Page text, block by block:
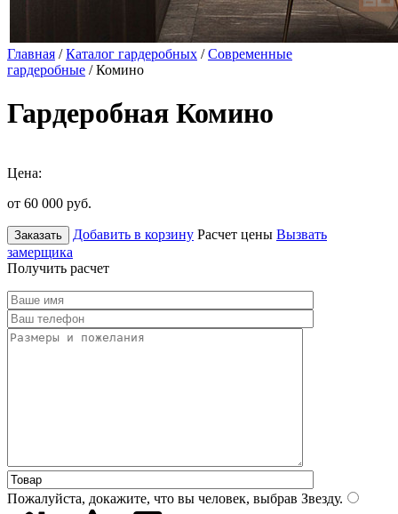
Главная /Каталог гардеробных /Современные
гардеробные / Комино
Гардеробная Комино
Цена:
от 60 000 руб.
Заказать Добавить в корзину Расчет цены Вызвать
замерщика
Получить расчет
Пожалуйста, докажите, что вы человек, выбрав Звезду.